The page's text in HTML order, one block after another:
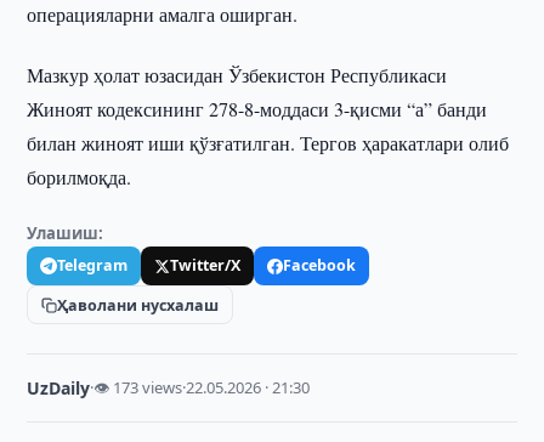
операцияларни амалга оширган.
Мазкур ҳолат юзасидан Ўзбекистон Республикаси
Жиноят кодексининг 278-8-моддаси 3-қисми “а” банди
билан жиноят иши қўзғатилган. Тергов ҳаракатлари олиб
борилмоқда.
Улашиш:
Telegram Twitter/X
Facebook
Ҳаволани нусхалаш
UzDaily·👁 173 views·22.05.2026 · 21:30